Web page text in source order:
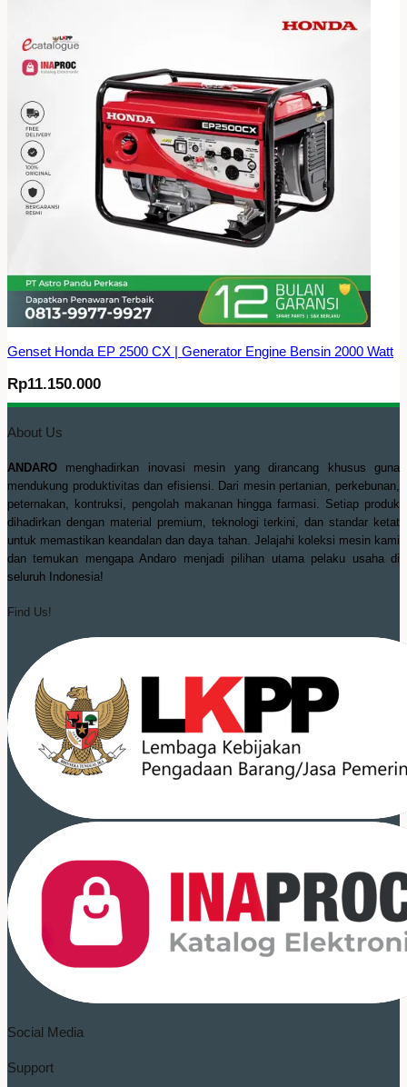
Genset Honda EP 2500 CX | Generator Engine Bensin 2000 Watt
Rp11.150.000
About Us
ANDARO menghadirkan inovasi mesin yang dirancang khusus guna
mendukung produktivitas dan efisiensi. Dari mesin pertanian, perkebunan,
peternakan, kontruksi, pengolah makanan hingga farmasi. Setiap produk
dihadirkan dengan material premium, teknologi terkini, dan standar ketat
untuk memastikan keandalan dan daya tahan. Jelajahi koleksi mesin kami
dan temukan mengapa Andaro menjadi pilihan utama pelaku usaha di
seluruh Indonesia!
Find Us!
Social Media
Support